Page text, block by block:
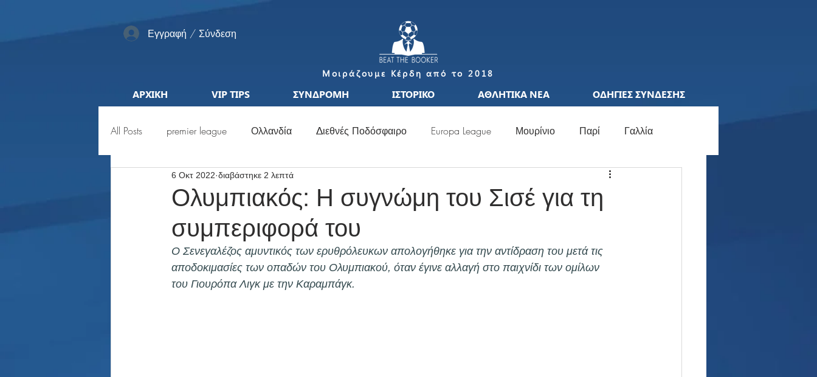
Εγγραφή / Σύνδεση
Μοιράζουμε Κέρδη από το 2018
ΑΡΧΙΚΗ VIP TIPS ΣΥΝΔΡΟΜΗ ΙΣΤΟΡΙΚΟ ΑΘΛΗΤΙΚΑ ΝΕΑ ΟΔΗΓΙΕΣ ΣΥΝΔΕΣΗΣ
All Posts premier league Ολλανδία Διεθνές Ποδόσφαιρο Europa League Μουρίνιο Παρί Γαλλία
Pro League MLS
Προκριματικά Euro Μέσσι Μουντιάλ
Κριστιάνο Ρονάλντο Κόνφερενς Λιγκ UEFA Ρονάλντο
Ολυμπιακός: Η συγνώμη του Σισέ για τη
συμπεριφορά του
6 Οκτ 2022 διαβάστηκε 2 λεπτά
Ο Σενεγαλέζος αμυντικός των ερυθρόλευκων απολογήθηκε για την αντίδραση του μετά τις
αποδοκιμασίες των οπαδών του Ολυμπιακού, όταν έγινε αλλαγή στο παιχνίδι των ομίλων
του Γιουρόπα Λιγκ με την Καραμπάγκ.